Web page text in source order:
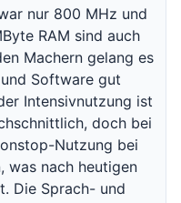
nur 800 MHz und
RAM sind auch
Machern gelang es
Software gut
Intensivnutzung ist
doch bei
Nutzung bei
was nach heutigen
Die Sprach- und